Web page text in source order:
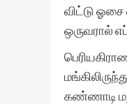
விட்டு ஓசை
ஒருவரால்
கண்ணாடி